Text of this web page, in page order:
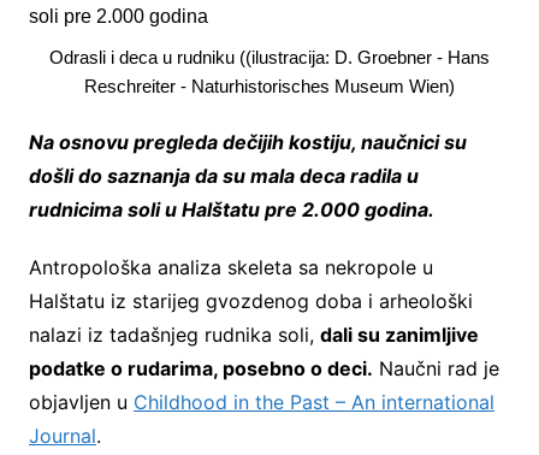
Odrasli i deca u rudniku ((ilustracija: D. Groebner - Hans
Reschreiter - Naturhistorisches Museum Wien)
Na osnovu pregleda dečijih kostiju, naučnici su
došli do saznanja da su mala deca radila u
rudnicima soli u Halštatu pre 2.000 godina.
Antropološka analiza skeleta sa nekropole u
Halštatu iz starijeg gvozdenog doba i arheološki
nalazi iz tadašnjeg rudnika soli, dali su zanimljive
podatke o rudarima, posebno o deci. Naučni rad je
objavljen u Childhood in the Past – An international
Journal.